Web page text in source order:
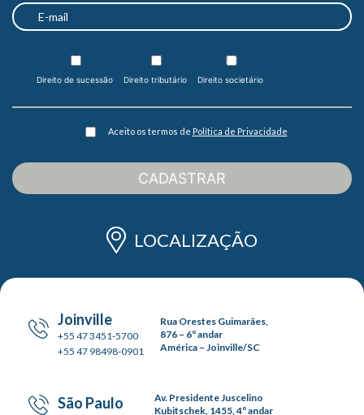
Direito de sucessão Direito tributário Direito societário
Aceito os termos de Política de Privacidade
CADASTRAR
LOCALIZAÇÃO
Joinville
+55 47 3451-5700
+55 47 98498-0901
Rua Orestes Guimarães,
876 – 6º andar
América – Joinville/SC
São Paulo
Av. Presidente Juscelino
Kubitschek, 1455, 4º andar